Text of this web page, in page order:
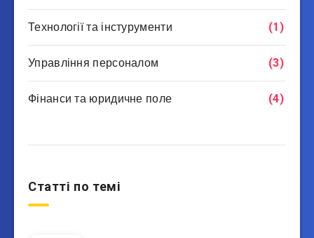
Технології та інстурументи (1)
Управління персоналом (3)
Фінанси та юридичне поле (4)
Статті по темі